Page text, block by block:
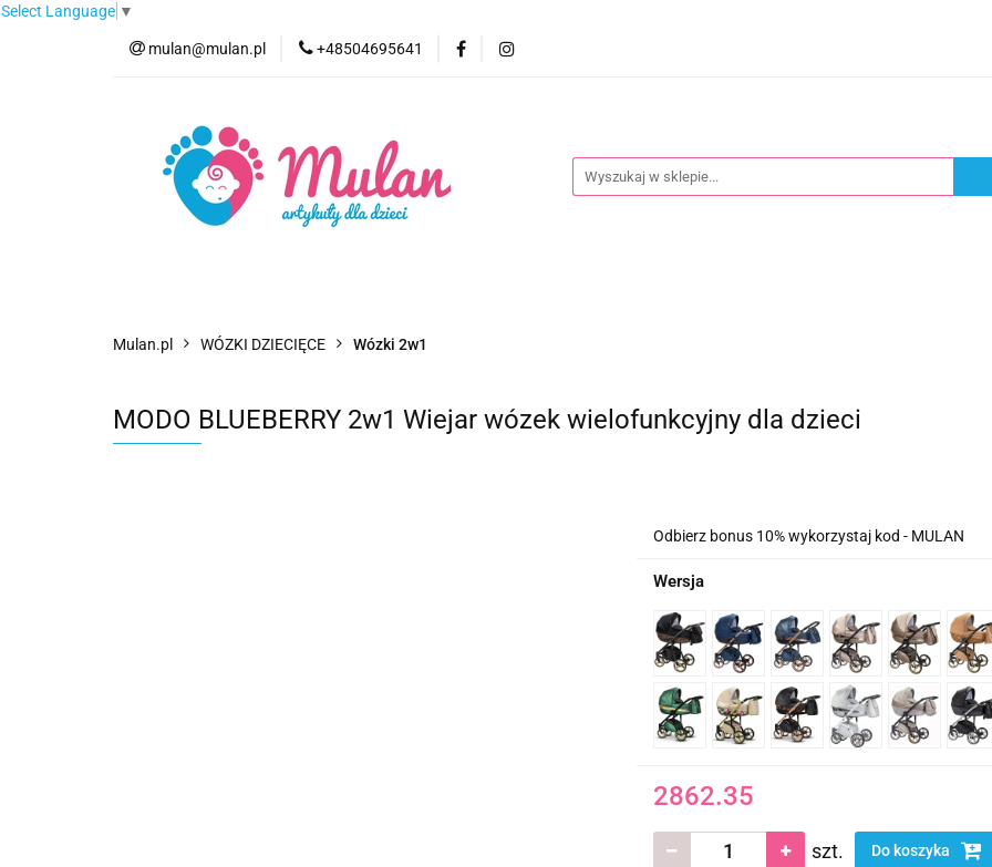
Select Language ▼
mulan@mulan.pl +48504695641
Wyprzedaż Promocje
Nowości
Mulan.pl WÓZKI DZIECIĘCE Wózki 2w1
MODO BLUEBERRY 2w1 Wiejar wózek wielofunkcyjny dla dzieci
Odbierz bonus 10% wykorzystaj kod - MULAN
Wersja
2862.35
szt. Do koszyka